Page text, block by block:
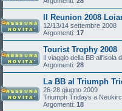
II Reunion 2008
12/13/14 settembre 2008
Argomenti: 17
Tourist Trophy 2008
Il viaggio della BB all'isola
Argomenti: 28
La BB al Triumph
26-28 giugno 2009
Triumph Tridays a
Argomenti: 18